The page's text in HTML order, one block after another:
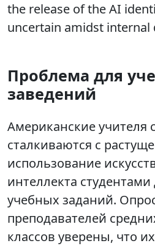
the release of the AI
uncertain amidst internal
Проблема для
заведений
Американские учителя
сталкиваются с
использование
интеллекта
учебных заданий.
преподавателей
классов уверены, что